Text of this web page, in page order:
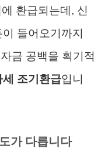
환급되는데, 신
들어오기까지
금 공백을 획기적
세 조기환급입니
가 다릅니다